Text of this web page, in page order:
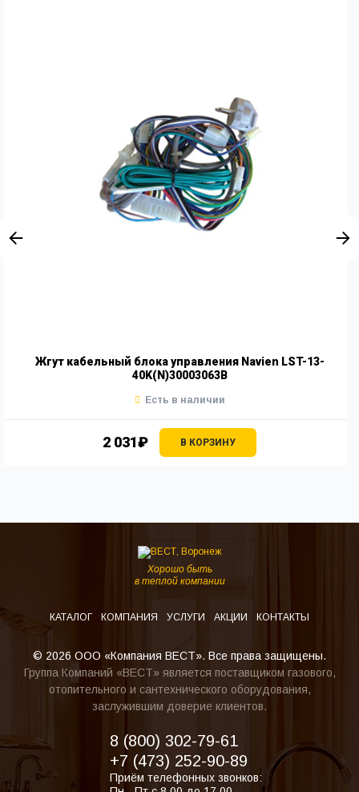
Жгут кабельный блока управления Navien LST-13-
40K(N)30003063B
2 031₽ В КОРЗИНУ
Есть в наличии
Хорошо быть
в теплой компании
КАТАЛОГ КОМПАНИЯ УСЛУГИ АКЦИИ КОНТАКТЫ
© 2026 ООО «Компания ВЕСТ». Все права защищены.
Группа Компаний «ВЕСТ» является поставщиком газового,
отопительного и сантехнического оборудования,
заслужившим доверие клиентов.
8 (800) 302-79-61
+7 (473) 252-90-89
Приём телефонных звонков: